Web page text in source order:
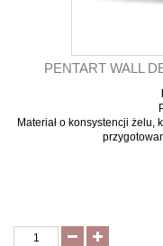
PENTART WALL
Materiał o konsystencji żelu,